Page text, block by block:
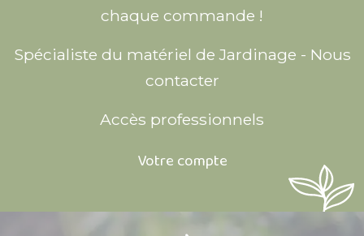
chaque commande !
Spécialiste du matériel de Jardinage - Nous
contacter
Accès professionnels
Votre compte